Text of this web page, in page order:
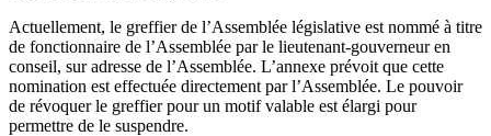
Actuellement, le greffier de l’Assemblée législative est nommé à titre
de fonctionnaire de l’Assemblée par le lieutenant-gouverneur en
conseil, sur adresse de l’Assemblée. L’annexe prévoit que cette
nomination est effectuée directement par l’Assemblée. Le pouvoir
de révoquer le greffier pour un motif valable est élargi pour
permettre de le suspendre.